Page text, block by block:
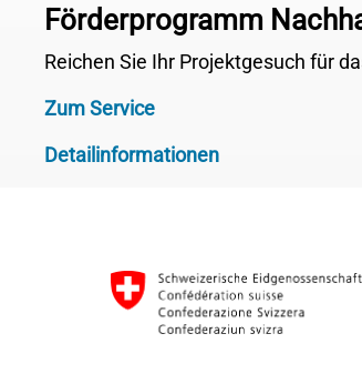
Förderprogramm
Reichen Sie Ihr Projektgesuch für
Zum Service
Detailinformationen